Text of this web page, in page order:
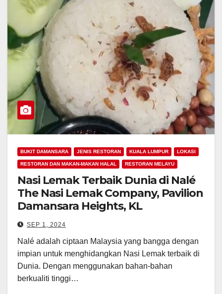
BUKIT DAMANSARA JENIS RESTORAN KUALA LUMPUR LOKASI
RESTORAN DAN MAKAN-MAKAN HALAL RESTORAN MELAYU
Nasi Lemak Terbaik Dunia di Nalé
The Nasi Lemak Company, Pavilion
Damansara Heights, KL
SEP 1, 2024
Nalé adalah ciptaan Malaysia yang bangga dengan
impian untuk menghidangkan Nasi Lemak terbaik di
Dunia. Dengan menggunakan bahan-bahan
berkualiti tinggi…